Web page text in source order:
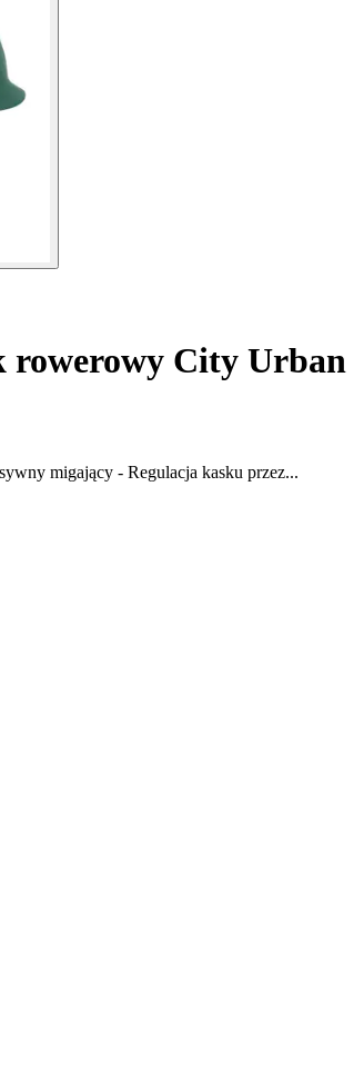
rowerowy City Urban
migający - Regulacja kasku przez...